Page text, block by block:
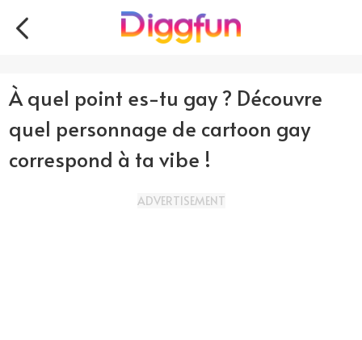
À quel point es-tu gay ? Découvre
quel personnage de cartoon gay
correspond à ta vibe !
ADVERTISEMENT